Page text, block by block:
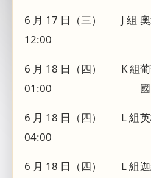
6 月 17 日（三）
12:00
J 組
6 月 18 日（四）
01:00
K 組
國
6 月 18 日（四）
04:00
L 組
6 月 18 日（四）
L 組